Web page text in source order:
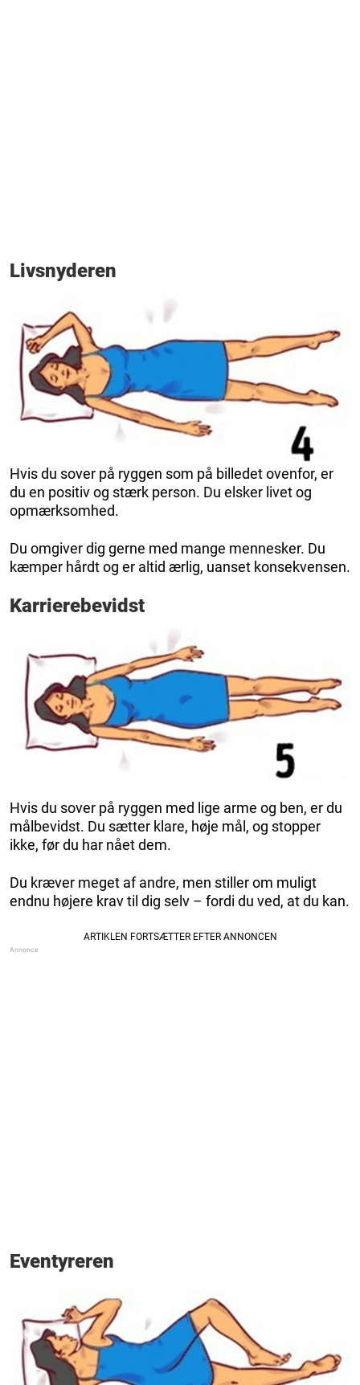
Livsnyderen
Hvis du sover på ryggen som på billedet ovenfor, er
du en positiv og stærk person. Du elsker livet og
opmærksomhed.
Du omgiver dig gerne med mange mennesker. Du
kæmper hårdt og er altid ærlig, uanset konsekvensen.
Karrierebevidst
Hvis du sover på ryggen med lige arme og ben, er du
målbevidst. Du sætter klare, høje mål, og stopper
ikke, før du har nået dem.
Du kræver meget af andre, men stiller om muligt
endnu højere krav til dig selv – fordi du ved, at du kan.
Eventyreren